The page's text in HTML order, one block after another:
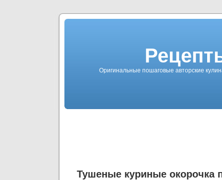
Оригинальные пошаговые авторские
Тушеные куриные окорочка